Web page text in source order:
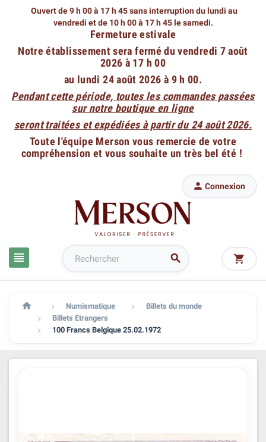
Ouvert de 9 h 00 à 17 h 45 sans interruption du lundi au
vendredi et de 10 h 00 à 17 h 45 le samedi.
Fermeture estivale
Notre établissement sera fermé du vendredi 7 août
2026 à 17 h 00
au lundi 24 août 2026 à 9 h 00.
Pendant cette période, toutes les commandes passées
sur notre boutique en ligne
seront traitées et expédiées à partir du 24 août 2026.
Toute l'équipe Merson vous remercie de votre
compréhension et vous souhaite un très bel été !
 
 Connexion

  Numismatique  Billets du monde
 Billets Etrangers
 100 Francs Belgique 25.02.1972